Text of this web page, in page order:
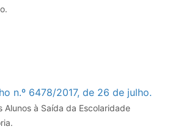
n.º 6478/2017, de 26 de julho.
Alunos à Saída da Escolaridade